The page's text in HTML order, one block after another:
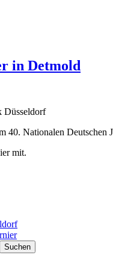
in Detmold
Düsseldorf
Nationalen Deutschen
mit.